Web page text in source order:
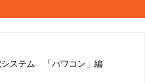
ステム 「パワコン」編